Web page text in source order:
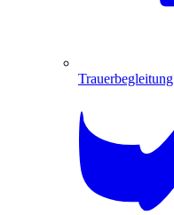
Trauerbegleitung